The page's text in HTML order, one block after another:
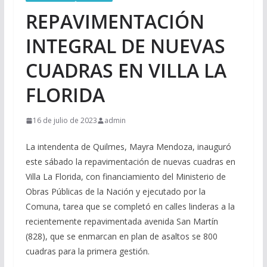
REPAVIMENTACIÓN
INTEGRAL DE NUEVAS
CUADRAS EN VILLA LA
FLORIDA
16 de julio de 2023 admin
La intendenta de Quilmes, Mayra Mendoza, inauguró
este sábado la repavimentación de nuevas cuadras en
Villa La Florida, con financiamiento del Ministerio de
Obras Públicas de la Nación y ejecutado por la
Comuna, tarea que se completó en calles linderas a la
recientemente repavimentada avenida San Martín
(828), que se enmarcan en plan de asaltos se 800
cuadras para la primera gestión.